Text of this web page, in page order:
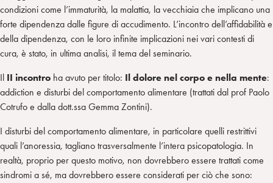
condizioni come l’immaturità, la malattia, la vecchiaia che implicano una
forte dipendenza dalle figure di accudimento. L’incontro dell’affidabilità e
della dipendenza, con le loro infinite implicazioni nei vari contesti di
cura, è stato, in ultima analisi, il tema del seminario.
Il II incontro ha avuto per titolo: Il dolore nel corpo e nella mente:
addiction e disturbi del comportamento alimentare (trattati dal prof Paolo
Cotrufo e dalla dott.ssa Gemma Zontini).
I disturbi del comportamento alimentare, in particolare quelli restrittivi
quali l’anoressia, tagliano trasversalmente l’intera psicopatologia. In
realtà, proprio per questo motivo, non dovrebbero essere trattati come
sindromi a sé, ma dovrebbero essere considerati per ciò che sono: